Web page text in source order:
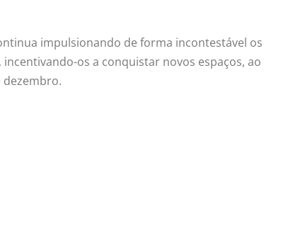
impulsionando de forma incontestável os
os a conquistar novos espaços, ao
dezembro.